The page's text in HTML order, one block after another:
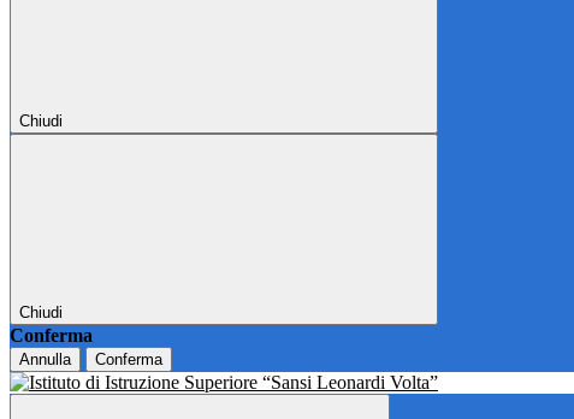
Chiudi
Chiudi
Conferma
Annulla Conferma